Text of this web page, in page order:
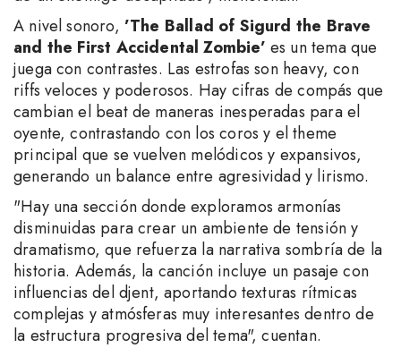
A nivel sonoro, ’The Ballad of Sigurd the Brave
and the First Accidental Zombie’ es un tema que
juega con contrastes. Las estrofas son heavy, con
riffs veloces y poderosos. Hay cifras de compás que
cambian el beat de maneras inesperadas para el
oyente, contrastando con los coros y el theme
principal que se vuelven melódicos y expansivos,
generando un balance entre agresividad y lirismo.
"Hay una sección donde exploramos armonías
disminuidas para crear un ambiente de tensión y
dramatismo, que refuerza la narrativa sombría de la
historia. Además, la canción incluye un pasaje con
influencias del djent, aportando texturas rítmicas
complejas y atmósferas muy interesantes dentro de
la estructura progresiva del tema", cuentan.